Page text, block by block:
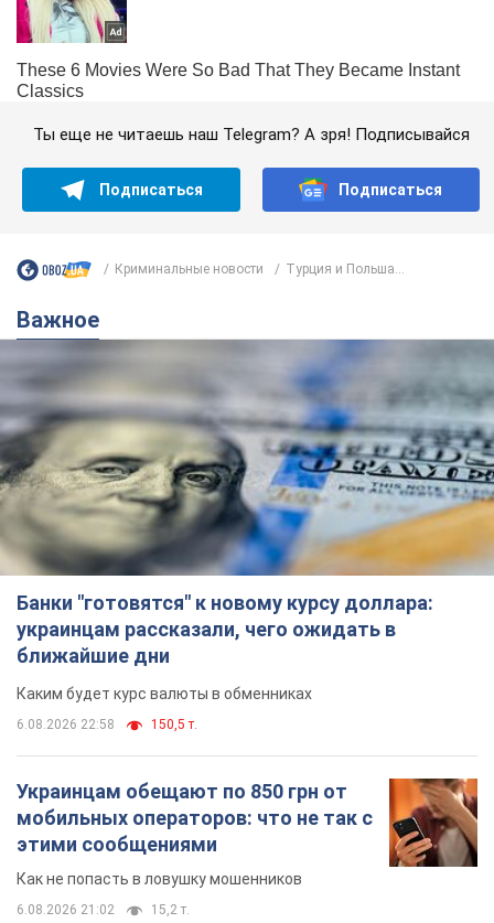
Ты еще не читаешь наш Telegram? А зря! Подписывайся
Подписаться Подписаться
Криминальные новости Турция и Польша...
Важное
Банки "готовятся" к новому курсу доллара:
украинцам рассказали, чего ожидать в
ближайшие дни
Каким будет курс валюты в обменниках
6.08.2026 22:58 150,5 т.
Украинцам обещают по 850 грн от
мобильных операторов: что не так с
этими сообщениями
Как не попасть в ловушку мошенников
6.08.2026 21:02 15,2 т.